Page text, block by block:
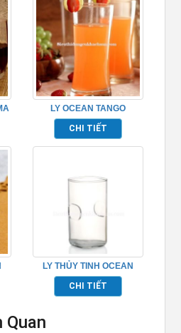
LY OCEAN TANGO
TP_B13315
CHI TIẾT
LY THỦY TINH OCEAN
UNITY TP_B02110
CHI TIẾT
Quan